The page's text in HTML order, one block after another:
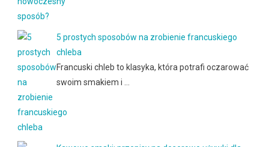
5 prostych sposobów na zrobienie francuskiego
chleba
Francuski chleb to klasyka, która potrafi oczarować
swoim smakiem i …